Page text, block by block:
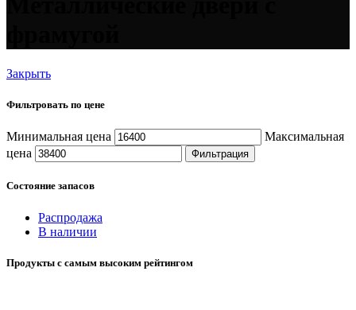
Закрыть
Фильтровать по цене
Минимальная цена
Максимальная
цена
Фильтрация
Состояние запасов
Распродажа
В наличии
Продукты с самым высоким рейтингом